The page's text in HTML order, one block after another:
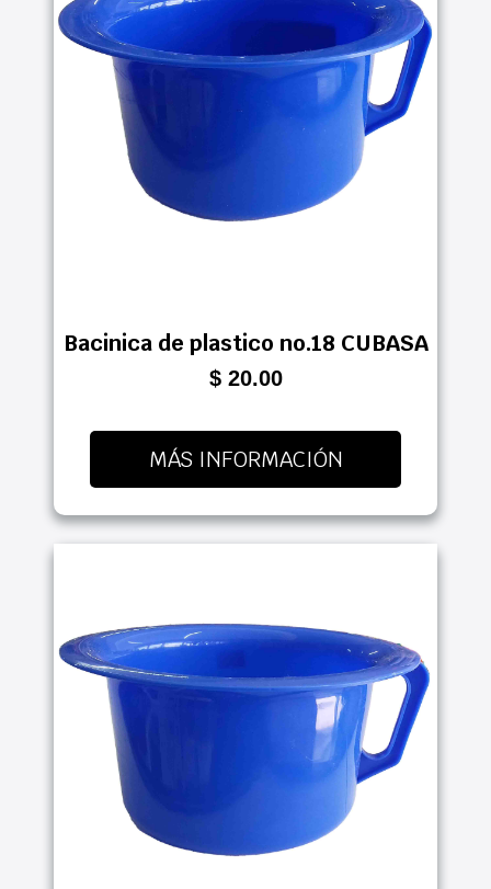
Bacinica de plastico no.18 CUBASA
$ 20.00
MÁS INFORMACIÓN